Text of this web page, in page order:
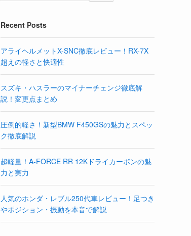
Recent Posts
アライヘルメットX-SNC徹底レビュー！RX-7X
超えの軽さと快適性
スズキ・ハスラーのマイナーチェンジ徹底解
説！変更点まとめ
圧倒的軽さ！新型BMW F450GSの魅力とスペッ
ク徹底解説
超軽量！A-FORCE RR 12Kドライカーボンの魅
力と実力
人気のホンダ・レブル250代車レビュー！足つき
やポジション・振動を本音で解説